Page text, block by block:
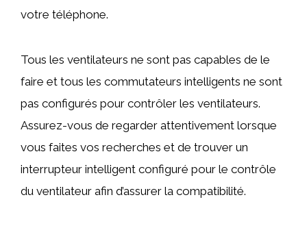
votre téléphone.
Tous les ventilateurs ne sont pas capables de le
faire et tous les commutateurs intelligents ne sont
pas configurés pour contrôler les ventilateurs.
Assurez-vous de regarder attentivement lorsque
vous faites vos recherches et de trouver un
interrupteur intelligent configuré pour le contrôle
du ventilateur afin d’assurer la compatibilité.